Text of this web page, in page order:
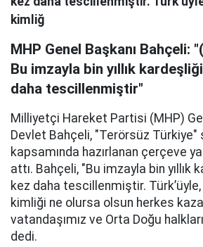
kimliğ
MHP Genel Başkanı Bahçeli:
Bu imzayla bin yıllık
daha tescillenmiştir"
Milliyetçi Hareket Partisi (MHP)
Devlet Bahçeli, "Terörsüz Türkiye"
kapsamında hazırlanan çerçeve
attı. Bahçeli, "Bu imzayla bin yıllık
kez daha tescillenmiştir. Türk’üyle,
kimliği ne olursa olsun herkes
vatandaşımız ve Orta Doğu
dedi.